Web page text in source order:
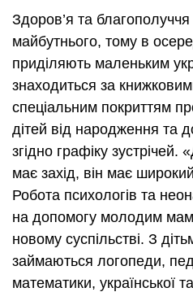
Здоров’я та благополуччя
майбутнього, тому в
приділяють маленьким
знаходиться за
спеціальним покриттям
дітей від народження та
згідно графіку
має захід, він має
Робота психологів та
на допомогу молодим
новому суспільстві. З
займаються логопеди,
математики, української